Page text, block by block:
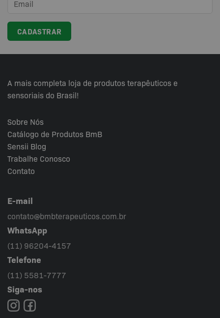
A mais completa loja de produtos terapêuticos e
sensoriais do Brasil!
Sobre Nós
Catálogo de Produtos BmB
Sensii Blog
Trabalhe Conosco
Contato
E-mail
contato@bmbterapeuticos.com.br
WhatsApp
(11) 96204-4157
Telefone
(11) 5581-7777
Siga-nos